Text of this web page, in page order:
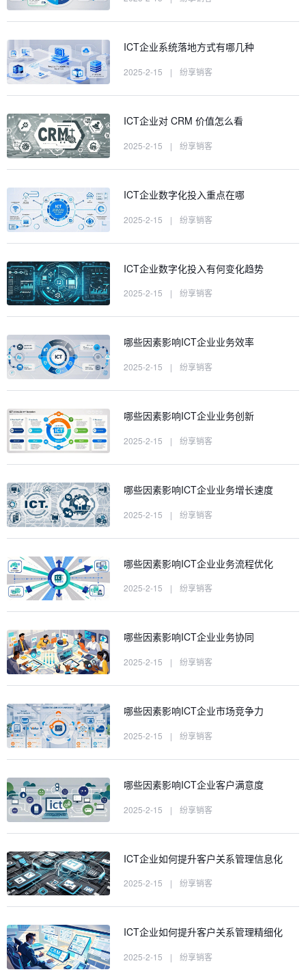
ICT企业系统落地方式有哪几种
2025-2-15 | 纷享销客
ICT企业对 CRM 价值怎么看
2025-2-15 | 纷享销客
ICT企业数字化投入重点在哪
2025-2-15 | 纷享销客
ICT企业数字化投入有何变化趋势
2025-2-15 | 纷享销客
哪些因素影响ICT企业业务效率
2025-2-15 | 纷享销客
哪些因素影响ICT企业业务创新
2025-2-15 | 纷享销客
哪些因素影响ICT企业业务增长速度
2025-2-15 | 纷享销客
哪些因素影响ICT企业业务流程优化
2025-2-15 | 纷享销客
哪些因素影响ICT企业业务协同
2025-2-15 | 纷享销客
哪些因素影响ICT企业市场竞争力
2025-2-15 | 纷享销客
哪些因素影响ICT企业客户满意度
2025-2-15 | 纷享销客
ICT企业如何提升客户关系管理信息化
2025-2-15 | 纷享销客
ICT企业如何提升客户关系管理精细化
2025-2-15 | 纷享销客